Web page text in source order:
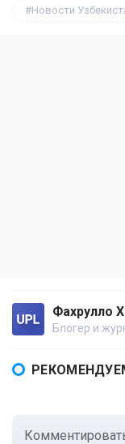
Новости
Фахрулло
Блогер и